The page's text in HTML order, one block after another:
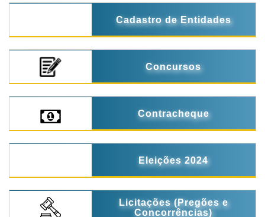
Cadastro de Entidades
Concursos
Contracheque
Eleições 2024
Licitações (Pregões e
Concorrências)